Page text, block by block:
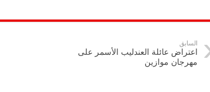
p
y
Li
eb
k
tt
nt
at
A
gr
ai
ar
السابق
اعتراض عائلة العندليب الأسمر على
مهرجان موازين